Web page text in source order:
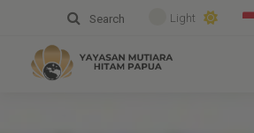
Search Light